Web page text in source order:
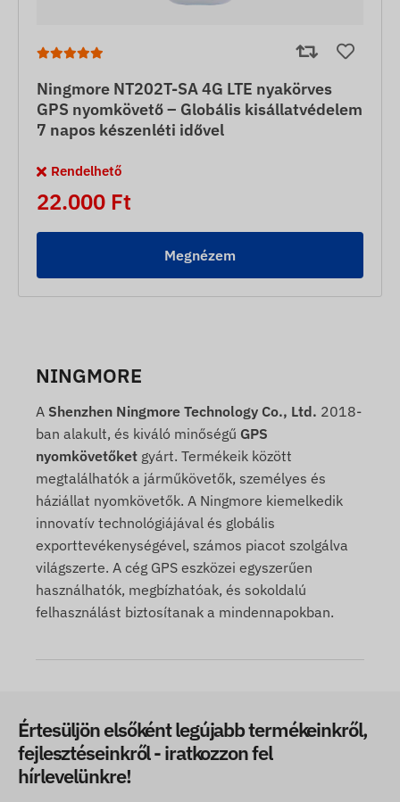
Ningmore NT202T-SA 4G LTE nyakörves
GPS nyomkövető – Globális kisállatvédelem
7 napos készenléti idővel
Rendelhető
22.000 Ft
Megnézem
NINGMORE
A Shenzhen Ningmore Technology Co., Ltd. 2018-
ban alakult, és kiváló minőségű GPS
nyomkövetőket gyárt. Termékeik között
megtalálhatók a járműkövetők, személyes és
háziállat nyomkövetők. A Ningmore kiemelkedik
innovatív technológiájával és globális
exporttevékenységével, számos piacot szolgálva
világszerte. A cég GPS eszközei egyszerűen
használhatók, megbízhatóak, és sokoldalú
felhasználást biztosítanak a mindennapokban.
Értesüljön elsőként legújabb termékeinkről,
fejlesztéseinkről - iratkozzon fel
hírlevelünkre!